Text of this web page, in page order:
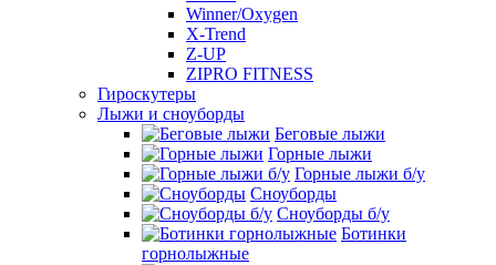
Winner/Oxygen
X-Trend
Z-UP
ZIPRO FITNESS
Гироскутеры
Лыжи и сноуборды
Беговые лыжи
Горные лыжи
Горные лыжи б/у
Сноуборды
Сноуборды б/у
Ботинки
горнолыжные